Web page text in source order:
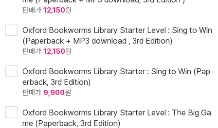
판매가 12,150원
Oxford Bookworms Library Starter Level : Sing to Win
(Paperback + MP3 download , 3rd Edition)
판매가 12,150원
Oxford Bookworms Library Starter : Sing to Win (Pap
erback, 3rd Edition)
판매가 9,900원
Oxford Bookworms Library Starter Level : The Big Ga
me (Paperback, 3rd Edition)